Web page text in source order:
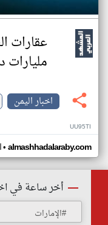
مليارات
اخبار اليمن
UU95TI
• almashhadalaraby.com
أخر ساعة في
#الإمارات